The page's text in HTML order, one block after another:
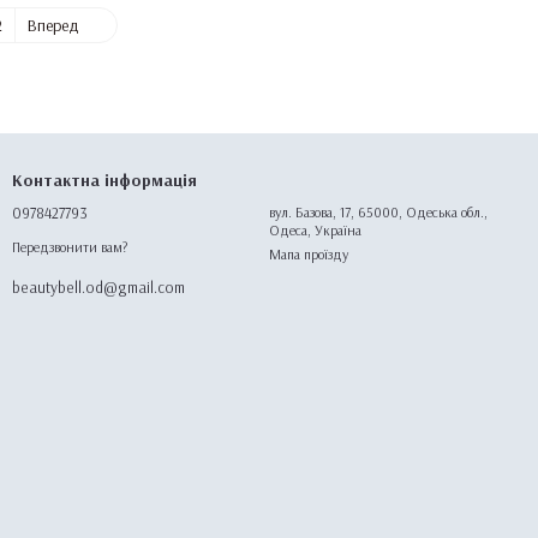
Вперед
Контактна інформація
0978427793
Передзвонити вам?
beautybell.od@gmail.com
вул. Базова, 17, 65000, Одеська обл.,
Одеса, Україна
Мапа проїзду